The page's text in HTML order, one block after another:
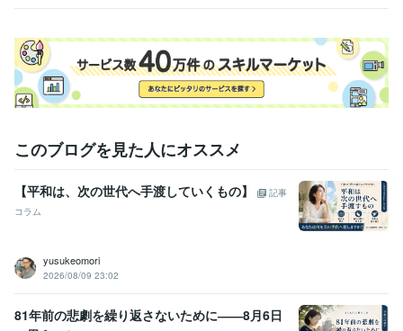
けます。
このブログを見た人にオススメ
【平和は、次の世代へ手渡していくもの】
記事
コラム
yusukeomori
2026/08/09 23:02
81年前の悲劇を繰り返さないために――8月6日